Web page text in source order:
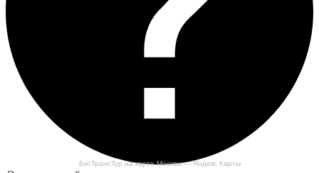
БигТрансТур на карте Москвы — Яндекс Карты